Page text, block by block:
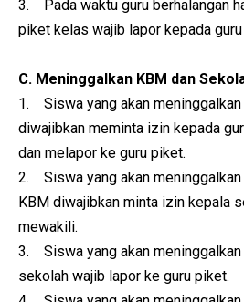
3. Pada waktu guru berhalangan
piket kelas wajib lapor kepada
C. Meninggalkan KBM dan
1. Siswa yang akan
diwajibkan meminta izin kepada
dan melapor ke guru piket.
2. Siswa yang akan
KBM diwajibkan minta izin kepala
mewakili.
3. Siswa yang akan meninggalkan
sekolah wajib lapor ke guru piket.